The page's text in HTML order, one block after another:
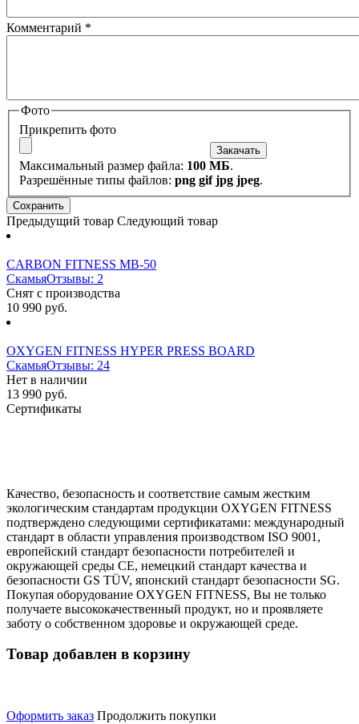
Комментарий *
Фото
Прикрепить фото
Максимальный размер файла: 100 МБ.
Разрешённые типы файлов: png gif jpg jpeg.
Предыдущий товар Следующий товар
CARBON FITNESS MB-50
СкамьяОтзывы: 2
Снят с производства
10 990 руб.
OXYGEN FITNESS HYPER PRESS BOARD
СкамьяОтзывы: 24
Нет в наличии
13 990 руб.
Сертификаты
Качество, безопасность и соответствие самым жестким
экологическим стандартам продукции OXYGEN FITNESS
подтверждено следующими сертификатами: международный
стандарт в области управления производством ISO 9001,
европейский стандарт безопасности потребителей и
окружающей среды CE, немецкий стандарт качества и
безопасности GS TÜV, японский стандарт безопасности SG.
Покупая оборудование OXYGEN FITNESS, Вы не только
получаете высококачественный продукт, но и проявляете
заботу о собственном здоровье и окружающей среде.
Товар добавлен в корзину
Оформить заказ Продолжить покупки